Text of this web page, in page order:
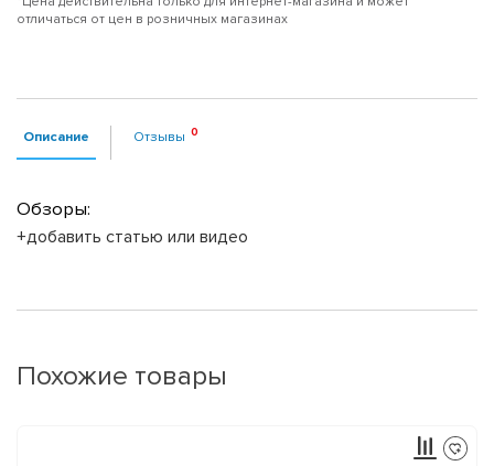
отличаться от цен в розничных магазинах
Описание Отзывы
Обзоры:
+добавить статью или видео
Похожие товары